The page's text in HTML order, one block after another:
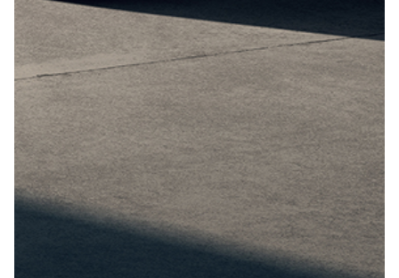
Отправить
Нажимая кнопку “Отправить”, я соглашаюсь на
персональных данных